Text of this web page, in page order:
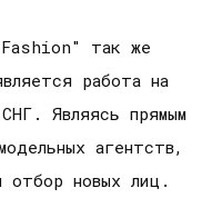
так же
работа на
Являясь прямым
агентств,
отбор новых лиц.